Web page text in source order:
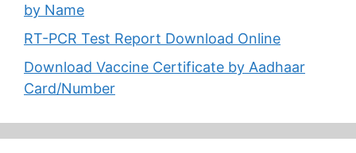
by Name
RT-PCR Test Report Download Online
Download Vaccine Certificate by Aadhaar
Card/Number